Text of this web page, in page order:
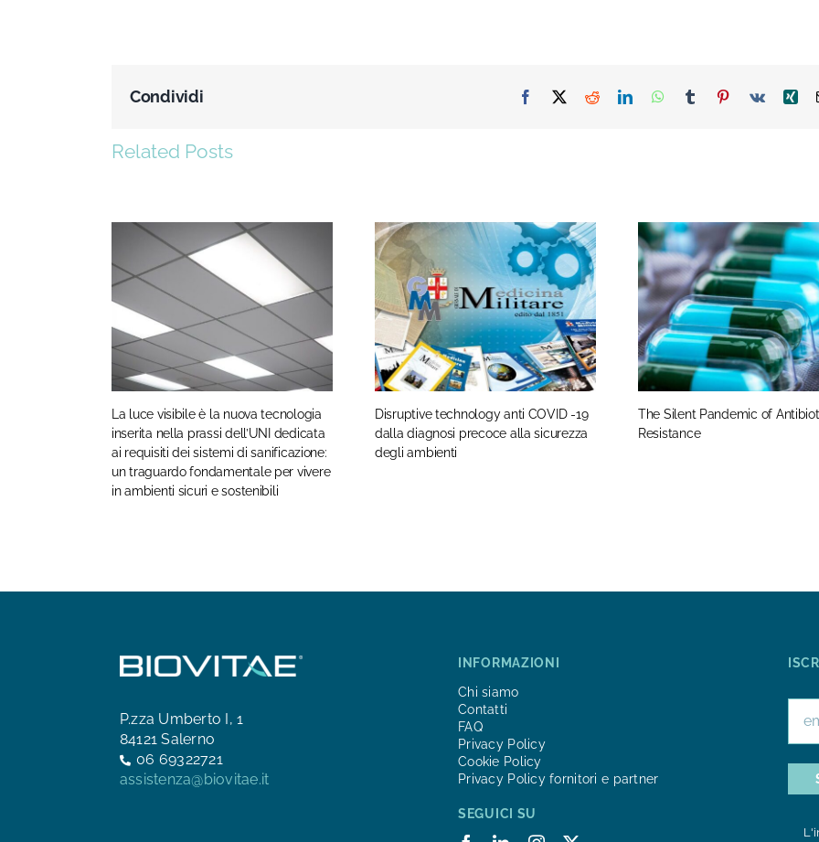
Condividi
Related Posts
La luce visibile è la nuova tecnologia
inserita nella prassi dell’UNI dedicata
ai requisiti dei sistemi di sanificazione:
un traguardo fondamentale per vivere
in ambienti sicuri e sostenibili
Disruptive technology anti COVID -19
dalla diagnosi precoce alla sicurezza
degli ambienti
The Silent Pandemic of
Resistance
P.zza Umberto I, 1
84121 Salerno
06 69322721
assistenza@biovitae.it
INFORMAZIONI
Chi siamo
Contatti
FAQ
Privacy Policy
Cookie Policy
Privacy Policy fornitori e partner
SEGUICI SU